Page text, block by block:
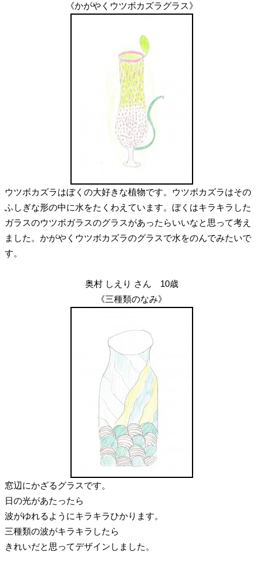
《かがやくウツボカズラグラス》
ウツボカズラはぼくの大好きな植物です。ウツボカズラはその
ふしぎな形の中に水をたくわえています。ぼくはキラキラした
ガラスのウツボガラスのグラスがあったらいいなと思って考え
ました。かがやくウツボカズラのグラスで水をのんでみたいで
す。
奥村 しえり さん 10歳
《三種類のなみ》
窓辺にかざるグラスです。
日の光があたったら
波がゆれるようにキラキラひかります。
三種類の波がキラキラしたら
きれいだと思ってデザインしました。